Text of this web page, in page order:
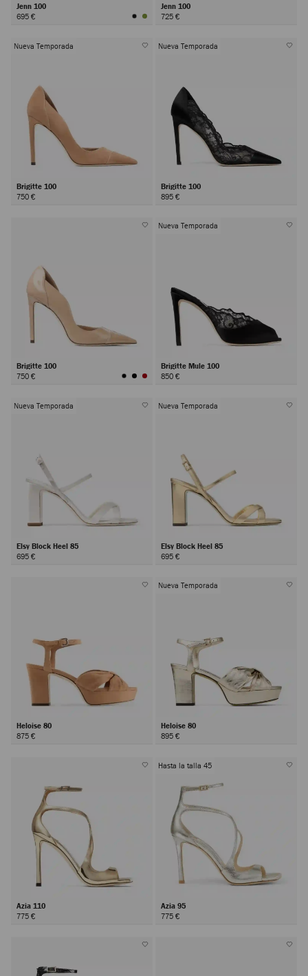
Jenn 100
695 €
Jenn 100
725 €
Nueva Temporada
Brigitte 100
750 €
Nueva Temporada
Brigitte 100
895 €
Brigitte 100
750 €
Nueva Temporada
Brigitte Mule 100
850 €
Nueva Temporada
Elsy Block Heel 85
695 €
Nueva Temporada
Elsy Block Heel 85
695 €
Heloise 80
875 €
Nueva Temporada
Heloise 80
895 €
Azia 110
775 €
Hasta la talla 45
Azia 95
775 €